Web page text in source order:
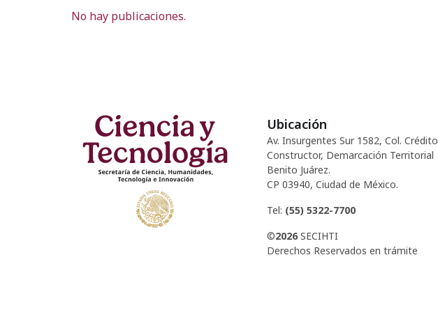
No hay publicaciones.
Ubicación
Av. Insurgentes Sur 1582, Col. Crédito
Constructor, Demarcación Territorial
Benito Juárez.
CP 03940, Ciudad de México.
Tel: (55) 5322-7700
©2026 SECIHTI
Derechos Reservados en trámite